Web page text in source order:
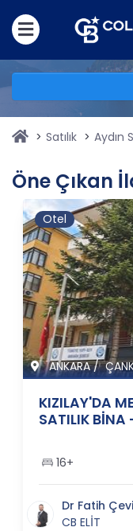
Satılık Aydın
Öne Çıkan
Otel
ANKARA/
KIZILAY'DA
SATILIK
16+
Dr Fatih
CB ELİT